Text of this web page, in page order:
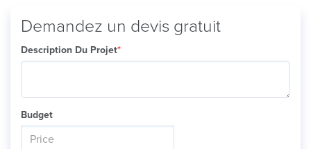
Demandez un devis gratuit
Description Du Projet*
Budget